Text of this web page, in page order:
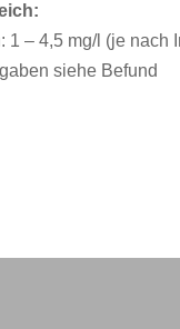
1 – 4,5 mg/l (je nach
siehe Befund